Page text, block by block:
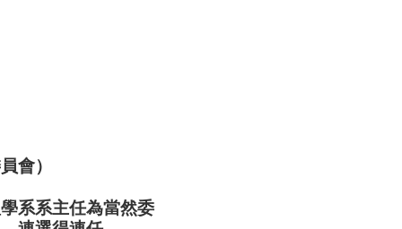
會）
系系主任為當然委